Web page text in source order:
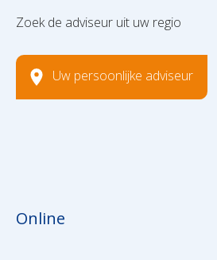
Zoek de adviseur uit uw regio
Uw persoonlijke adviseur
Online